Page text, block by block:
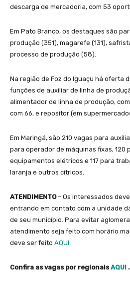
descarga de mercadoria, com 53
Em Pato Branco, os destaques são
produção (351), magarefe (131),
processo de produção (58).
Na região de Foz do Iguaçu há oferta
funções de auxiliar de linha de
alimentador de linha de produção,
com 66, e repositor (em
Em Maringá, são 210 vagas para
para operador de máquinas fixas, 120
equipamentos elétricos e 117 para
laranja e outros cítricos.
ATENDIMENTO– Os interessados
entrando em contato com a unidade
de seu município. Para evitar
atendimento seja feito com horário
deve ser feito AQUI
Confira as vagas por regionaisAQUI .